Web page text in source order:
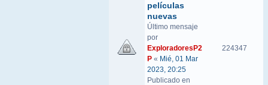
películas
nuevas
Último mensaje
por
ExploradoresP2
P « Mié, 01 Mar
2023, 20:25
Publicado en
224347